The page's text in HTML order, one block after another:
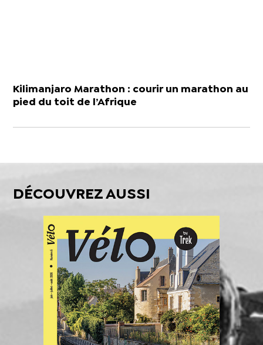
Kilimanjaro Marathon : courir un marathon au
pied du toit de l’Afrique
DÉCOUVREZ AUSSI